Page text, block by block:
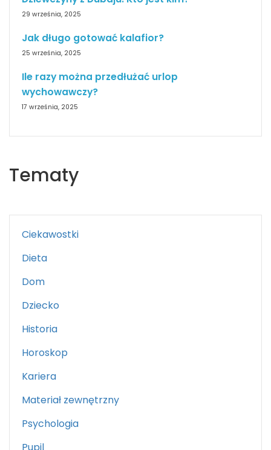
29 września, 2025
Jak długo gotować kalafior?
25 września, 2025
Ile razy można przedłużać urlop
wychowawczy?
17 września, 2025
Tematy
Ciekawostki
Dieta
Dom
Dziecko
Historia
Horoskop
Kariera
Materiał zewnętrzny
Psychologia
Pupil